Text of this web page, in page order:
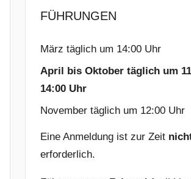
FÜHRUNGEN
März täglich um 14:00 Uhr
April bis Oktober täglich um
14:00 Uhr
November täglich um 12:00 Uhr
Eine Anmeldung ist zur Zeit
erforderlich.